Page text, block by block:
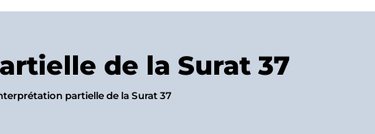
de la Surat 37
partielle de la Surat 37